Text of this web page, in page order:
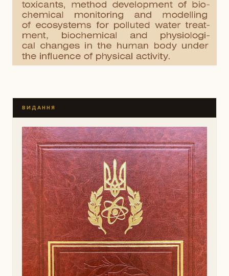
ВИДАННЯ